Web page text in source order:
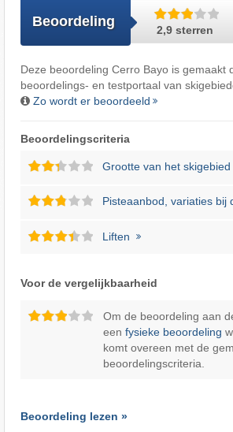
Beoordeling
2,9 sterren
Deze beoordeling Cerro Bayo is gemaakt
beoordelings- en testportaal van
Zo wordt er beoordeeld
Beoordelingscriteria
Grootte van het skigebied
Pisteaanbod, variaties bij
Liften
Voor de vergelijkbaarheid
Om de beoordeling aan
een fysieke beoordeling
komt overeen met de
beoordelingscriteria.
Beoordeling lezen »